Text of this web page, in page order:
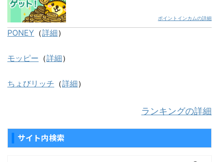
ポイントインカムの詳細
PONEY （詳細）
モッピー （詳細）
ちょびリッチ （詳細）
ランキングの詳細
サイト内検索